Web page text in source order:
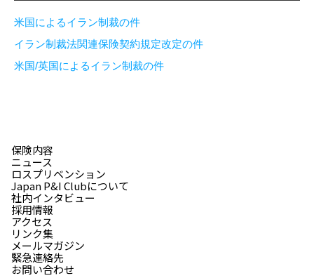
米国によるイラン制裁の件
イラン制裁法関連保険契約規定改定の件
米国/英国によるイラン制裁の件
保険内容
社内インタビュー
緊急連絡先
ニュース
採用情報
リンク集
ロスプリベンション
アクセス
メールマガジン
Japan P&I Clubについて
お問い合わせ